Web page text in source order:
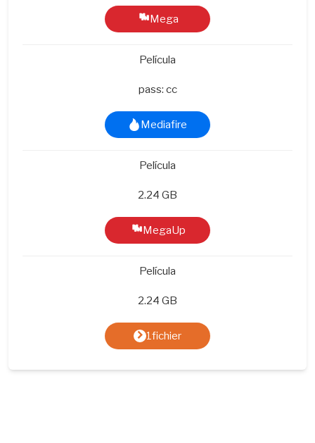
Mega
Película
pass: cc
Mediafire
Película
2.24 GB
MegaUp
Película
2.24 GB
1fichier